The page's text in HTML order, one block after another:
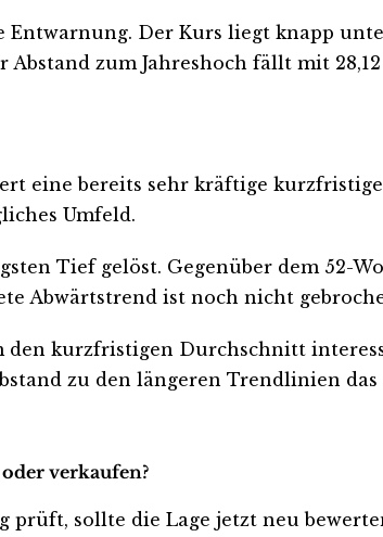
Der Kurs liegt knapp
zum Jahreshoch fällt mit
eine bereits sehr kräftige
Umfeld.
Tief gelöst. Gegenüber dem 52-
Abwärtstrend ist noch nicht
kurzfristigen Durchschnitt
zu den längeren Trendlinien
verkaufen?
sollte die Lage jetzt neu